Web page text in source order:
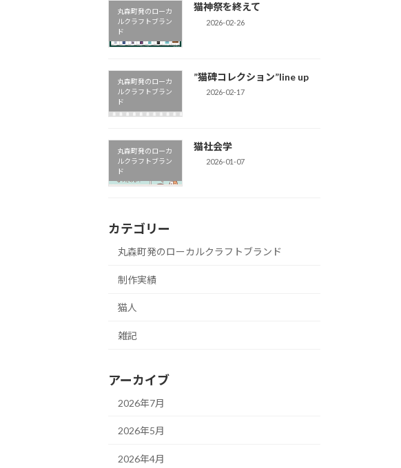
丸森町発のローカ
ルクラフトブラン
ド
猫神祭を終えて
2026-02-26
丸森町発のローカ
ルクラフトブラン
ド
”猫碑コレクション”line up
2026-02-17
丸森町発のローカ
ルクラフトブラン
ド
猫社会学
2026-01-07
カテゴリー
丸森町発のローカルクラフトブランド
制作実績
猫人
雑記
アーカイブ
2026年7月
2026年5月
2026年4月